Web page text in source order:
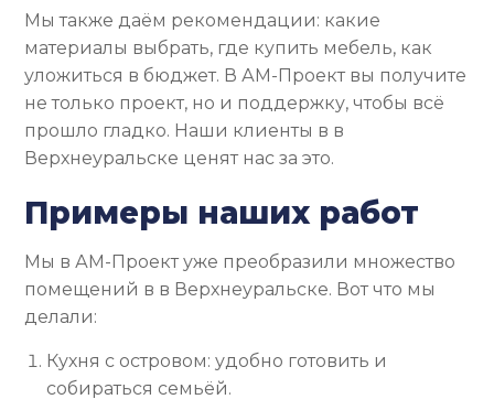
Мы также даём рекомендации: какие
материалы выбрать, где купить мебель, как
уложиться в бюджет. В АМ-Проект вы получите
не только проект, но и поддержку, чтобы всё
прошло гладко. Наши клиенты в в
Верхнеуральске ценят нас за это.
Примеры наших работ
Мы в АМ-Проект уже преобразили множество
помещений в в Верхнеуральске. Вот что мы
делали:
Кухня с островом: удобно готовить и
собираться семьёй.